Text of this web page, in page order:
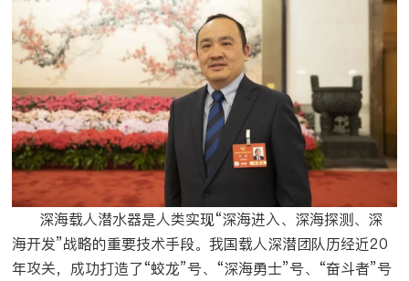
深海载人潜水器是人类实现“深海进入、深海探测、深
海开发”战略的重要技术手段。我国载人深潜团队历经近20
年攻关，成功打造了“蛟龙”号、“深海勇士”号、“奋斗者”号